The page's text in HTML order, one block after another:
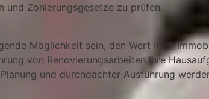
Zonierungsgesetze zu prüfen.
Möglichkeit sein, den Wert Ihrer
von Renovierungsarbeiten Ihre
und durchdachter Ausführung